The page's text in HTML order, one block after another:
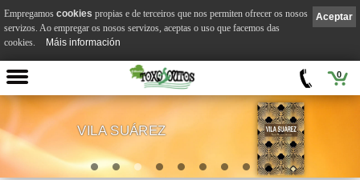
0
VILA SUÁREZ
Aceptar
Empregamos cookies propias e de terceiros que nos permiten ofrecer os nosos
servizos. Ao empregar os nosos servizos, aceptas o uso que facemos das
cookies.
Máis información